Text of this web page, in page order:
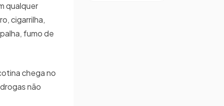
qualquer
cigarrilha,
fumo de
chega no
não